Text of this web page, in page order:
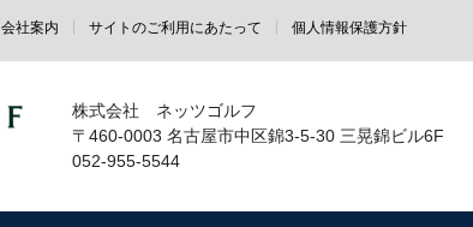
会社案内 サイトのご利用にあたって 個人情報保護方針
株式会社 ネッツゴルフ
〒460-0003 名古屋市中区錦3-5-30 三晃錦ビル6F
052-955-5544